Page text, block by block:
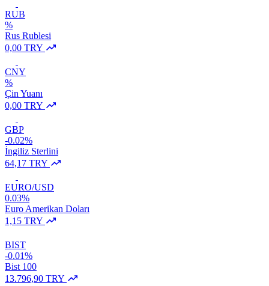
RUB
%
Rus Rublesi
0,00 TRY
CNY
%
Çin Yuanı
0,00 TRY
GBP
-0.02%
İngiliz Sterlini
64,17 TRY
EURO/USD
0.03%
Euro Amerikan Doları
1,15 TRY
BIST
-0.01%
Bist 100
13.796,90 TRY